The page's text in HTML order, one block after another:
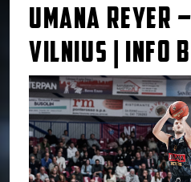
UMANA REYER
VILNIUS | INFO